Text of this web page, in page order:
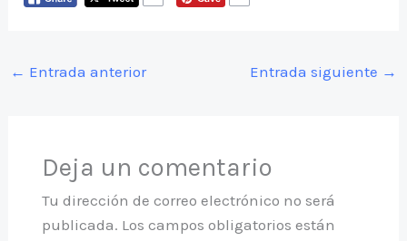
← Entrada anterior Entrada siguiente →
Deja un comentario
Tu dirección de correo electrónico no será
publicada. Los campos obligatorios están